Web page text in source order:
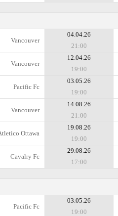
Vancouver
04.04.26
21:00
Vancouver
12.04.26
19:00
Pacific Fc
03.05.26
19:00
Vancouver
14.08.26
21:00
Ottawa
19.08.26
19:00
Cavalry Fc
29.08.26
17:00
Pacific Fc
03.05.26
19:00